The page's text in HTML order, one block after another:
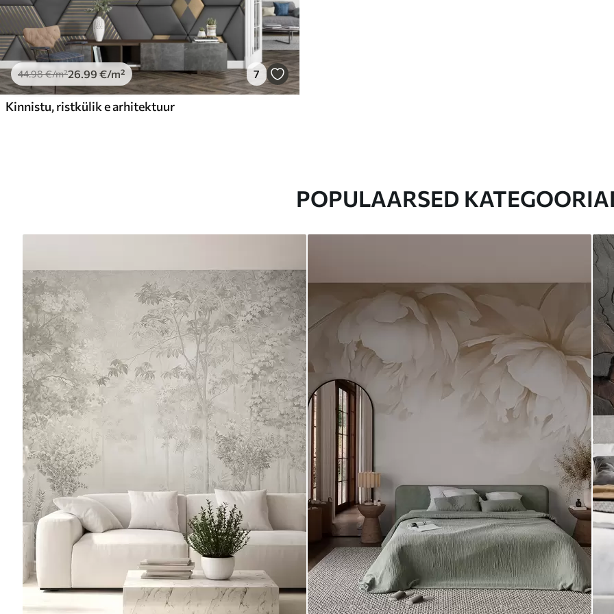
44.98€/m²26.99 €/m² 7
Kinnistu, ristkülik e arhitektuur
POPULAARSED